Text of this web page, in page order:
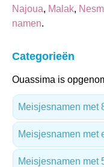
Najoua, Malak,
namen.
Categorieën
Ouassima is
Meisjesnamen met
Meisjesnamen met
Meisjesnamen met